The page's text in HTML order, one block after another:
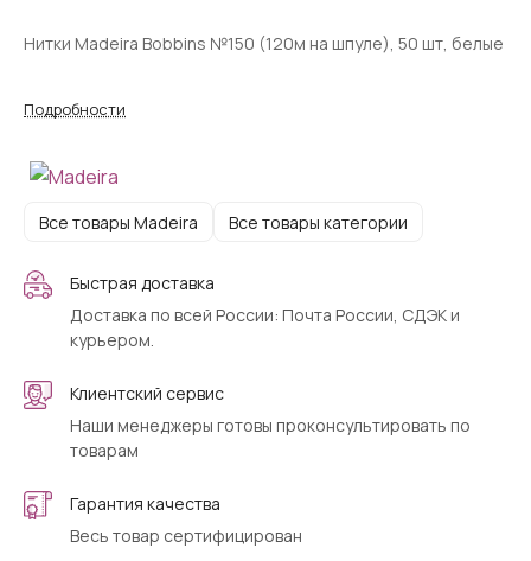
Нитки Madeira Bobbins №150 (120м на шпуле), 50 шт, белые
Подробности
Все товары Madeira Все товары категории
Быстрая доставка
Доставка по всей России: Почта России, СДЭК и
курьером.
Клиентский сервис
Наши менеджеры готовы проконсультировать по
товарам
Гарантия качества
Весь товар сертифицирован